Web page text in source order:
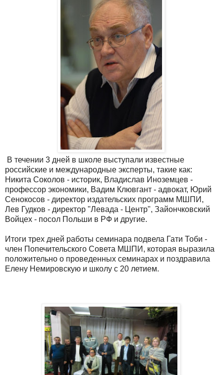
В течении 3 дней в школе выступали известные
российские и международные эксперты, такие как:
Никита Соколов - историк, Владислав Иноземцев -
профессор экономики, Вадим Клювгант - адвокат, Юрий
Сенокосов - директор издательских программ МШПИ,
Лев Гудков - директор "Левада - Центр", Зайончковский
Войцех - посол Польши в РФ и другие.
Итоги трех дней работы семинара подвела Гати Тоби -
член Попечительского Совета МШПИ, которая выразила
положительно о проведенных семинарах и поздравила
Елену Немировскую и школу с 20 летием.